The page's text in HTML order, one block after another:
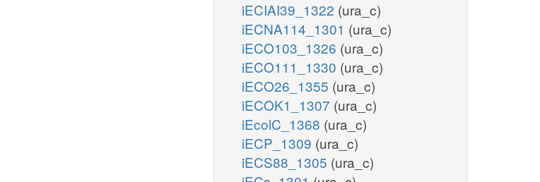
iECIAI39_1322 (ura_c)
iECNA114_1301 (ura_c)
iECO103_1326 (ura_c)
iECO111_1330 (ura_c)
iECO26_1355 (ura_c)
iECOK1_1307 (ura_c)
iEcolC_1368 (ura_c)
iECP_1309 (ura_c)
iECS88_1305 (ura_c)